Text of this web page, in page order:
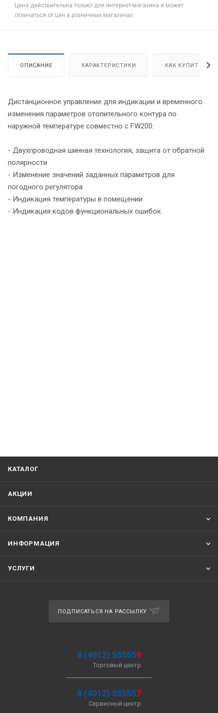
Цена действительна только для интернет-магазина и может
отличаться от цен в розничных магазинах
ОПИСАНИЕ ХАРАКТЕРИСТИКИ КАК КУПИТЬ
Дистанционное управление для индикации и временного
изменения параметров отопительного контура по
наружной температуре совместно с FW200:
- Двухпроводная шинная технология, защита от обратной
полярности
- Изменение значений заданных параметров для
погодного регулятора
- Индикация температуры в помещении
- Индикация кодов функциональных ошибок
КАТАЛОГ
АКЦИИ
КОМПАНИЯ
ИНФОРМАЦИЯ
УСЛУГИ
ПОДПИСАТЬСЯ НА РАССЫЛКУ
8 (4012) 555559
Торговый центр
8 (4012) 555557
Сервисный центр